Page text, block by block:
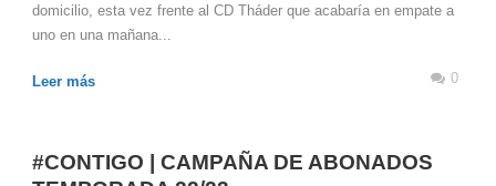
domicilio, esta vez frente al CD Tháder que acabaría en empate a
uno en una mañana...
Leer más 0
#CONTIGO | CAMPAÑA DE ABONADOS